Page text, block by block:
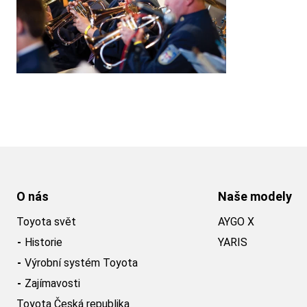
O nás
Toyota svět
Historie
Výrobní systém Toyota
Zajímavosti
Toyota Česká republika
Naše modely
AYGO X
YARIS